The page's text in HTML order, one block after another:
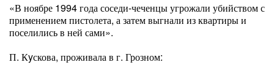
«В ноябре 1994 года соседи-чеченцы угрожали убийством с
применением пистолета, а затем выгнали из квартиры и
поселились в ней сами».
П. Кyскова, проживала в г. Грозном: